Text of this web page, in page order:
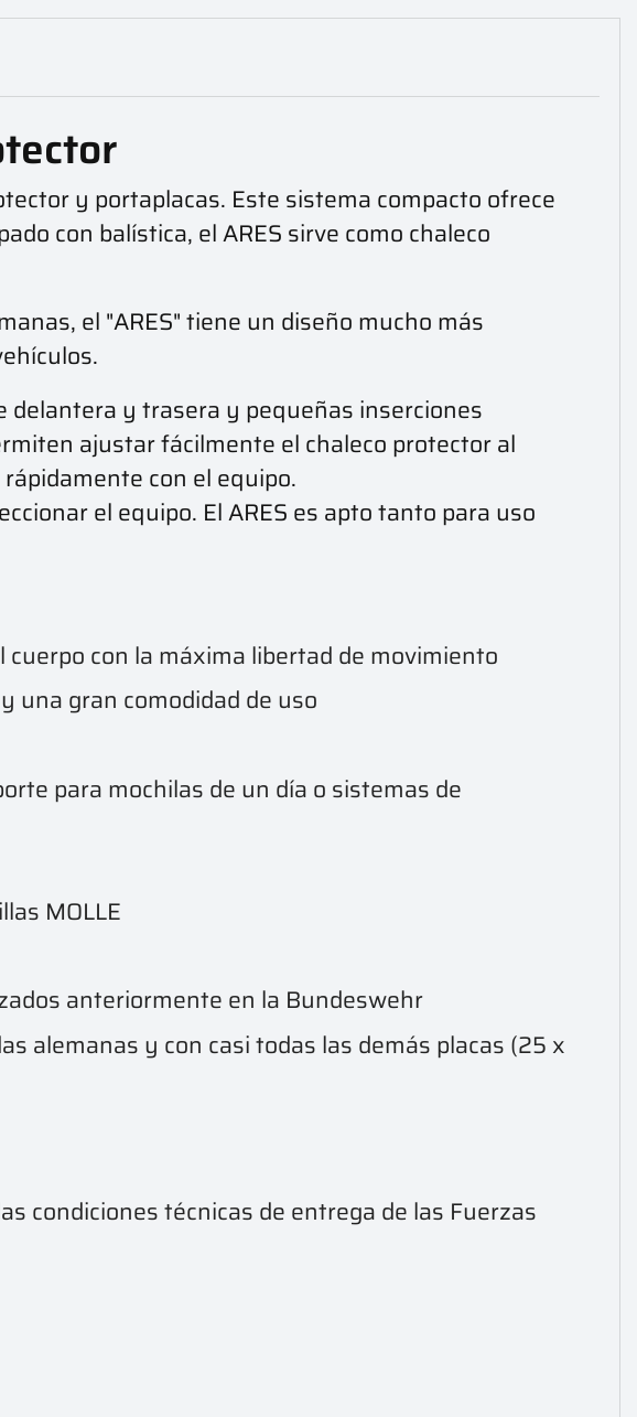
y portaplacas. Este sistema compacto ofrece
con balística, el ARES sirve como chaleco
el "ARES" tiene un diseño mucho más
delantera y trasera y pequeñas inserciones
ajustar fácilmente el chaleco protector al
con el equipo.
el equipo. El ARES es apto tanto para uso
con la máxima libertad de movimiento
una gran comodidad de uso
para mochilas de un día o sistemas de
MOLLE
anteriormente en la Bundeswehr
alemanas y con casi todas las demás placas (25 x
condiciones técnicas de entrega de las Fuerzas